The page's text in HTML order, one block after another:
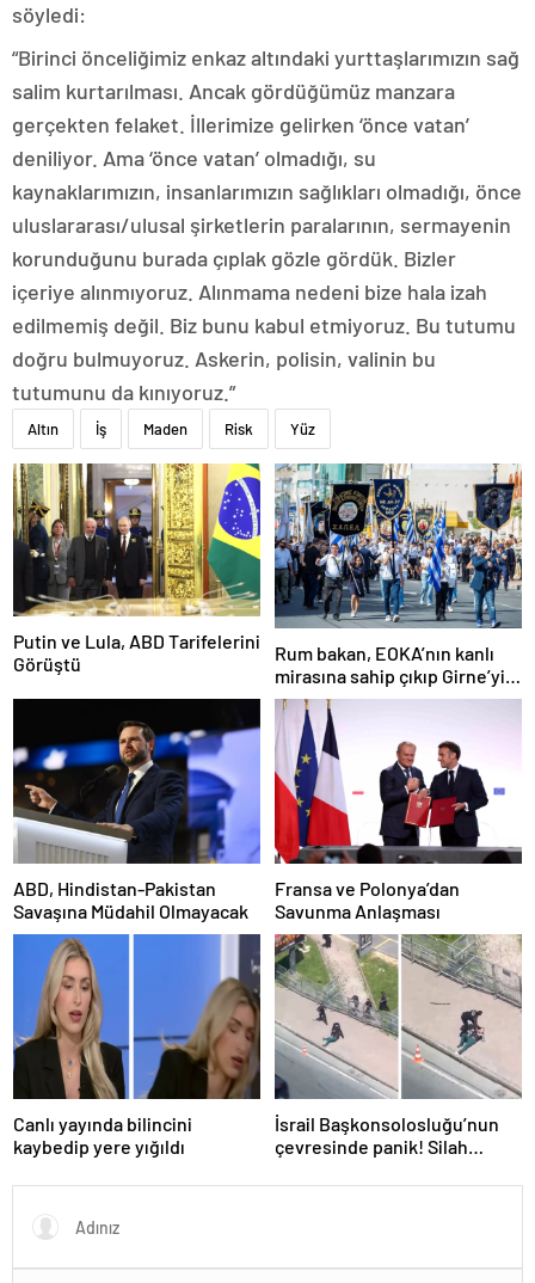
söyledi:
“Birinci önceliğimiz enkaz altındaki yurttaşlarımızın sağ
salim kurtarılması. Ancak gördüğümüz manzara
gerçekten felaket. İllerimize gelirken ‘önce vatan’
deniliyor. Ama ‘önce vatan’ olmadığı, su
kaynaklarımızın, insanlarımızın sağlıkları olmadığı, önce
uluslararası/ulusal şirketlerin paralarının, sermayenin
korunduğunu burada çıplak gözle gördük. Bizler
içeriye alınmıyoruz. Alınmama nedeni bize hala izah
edilmemiş değil. Biz bunu kabul etmiyoruz. Bu tutumu
doğru bulmuyoruz. Askerin, polisin, valinin bu
tutumunu da kınıyoruz.”
Altın İş Maden Risk Yüz
Putin ve Lula, ABD Tarifelerini
Görüştü
Rum bakan, EOKA’nın kanlı
mirasına sahip çıkıp Girne’yi
hedef gösterdi
ABD, Hindistan-Pakistan
Savaşına Müdahil Olmayacak
Fransa ve Polonya’dan
Savunma Anlaşması
Canlı yayında bilincini
kaybedip yere yığıldı
İsrail Başkonsolosluğu’nun
çevresinde panik! Silah
açıklama geldi